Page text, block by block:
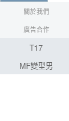
關於我們
廣告合作
T17
MF變型男